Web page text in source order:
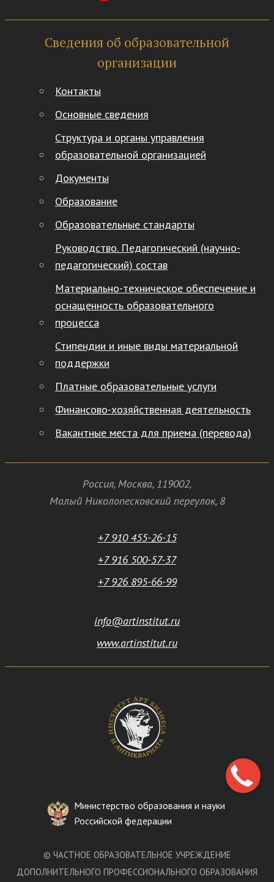
Сведения об образовательной
организации
Контакты
Основные сведения
Структура и органы управления
образовательной организацией
Документы
Образование
Образовательные стандарты
Руководство. Педагогический (научно-
педагогический) состав
Материально-техническое обеспечение и
оснащенность образовательного
процесса
Стипендии и иные виды материальной
поддержки
Платные образовательные услуги
Финансово-хозяйственная деятельность
Вакантные места для приема (перевода)
Россия, Москва, 119002,
Малый Николопесковский переулок,8
+7 910 455-26-15
+7 916 500-57-37
+7 926 895-66-99
info@artinstitut.ru
www.artinstitut.ru
Министерство образования и науки
Российской федерации
© ЧАСТНОЕ ОБРАЗОВАТЕЛЬНОЕ УЧРЕЖДЕНИЕ
ДОПОЛНИТЕЛЬНОГО ПРОФЕССИОНАЛЬНОГО ОБРАЗОВАНИЯ